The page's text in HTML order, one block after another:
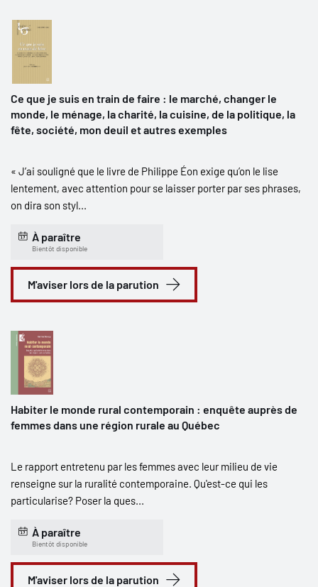
Ce que je suis en train de faire : le marché, changer le
monde, le ménage, la charité, la cuisine, de la politique, la
fête, société, mon deuil et autres exemples
« J’ai souligné que le livre de Philippe Éon exige qu’on le lise
lentement, avec attention pour se laisser porter par ses phrases,
on dira son styl...
À paraître
Bientôt disponible
M'aviser lors de la parution
Habiter le monde rural contemporain : enquête auprès de
femmes dans une région rurale au Québec
Le rapport entretenu par les femmes avec leur milieu de vie
renseigne sur la ruralité contemporaine. Qu'est-ce qui les
particularise? Poser la ques...
À paraître
Bientôt disponible
M'aviser lors de la parution